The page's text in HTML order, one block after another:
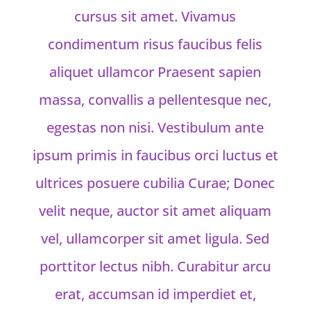
cursus sit amet. Vivamus
condimentum risus faucibus felis
aliquet ullamcor Praesent sapien
massa, convallis a pellentesque nec,
egestas non nisi. Vestibulum ante
ipsum primis in faucibus orci luctus et
ultrices posuere cubilia Curae; Donec
velit neque, auctor sit amet aliquam
vel, ullamcorper sit amet ligula. Sed
porttitor lectus nibh. Curabitur arcu
erat, accumsan id imperdiet et,